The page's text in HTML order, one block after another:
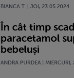
BIANCA T. | JOI, 23.05.2024
În cât timp
paracetamol
bebeluși
ANDRA PURDEA |